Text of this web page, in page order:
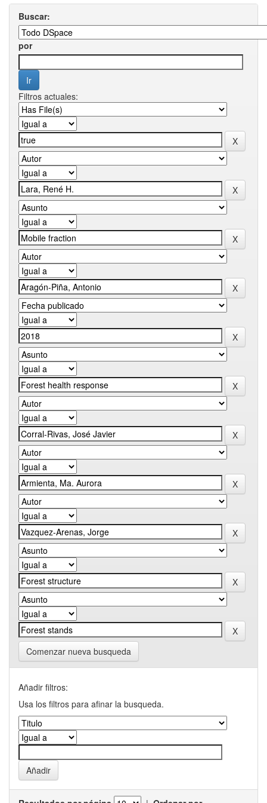
Buscar:
por
Filtros actuales:
Comenzar nueva busqueda
Añadir filtros:
Usa los filtros para afinar la busqueda.